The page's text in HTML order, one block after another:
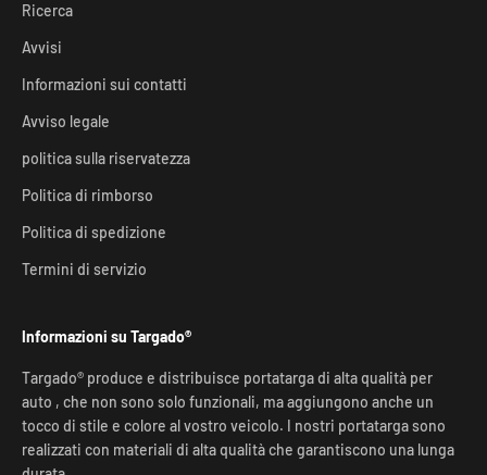
Ricerca
Avvisi
Informazioni sui contatti
Avviso legale
politica sulla riservatezza
Politica di rimborso
Politica di spedizione
Termini di servizio
Informazioni su Targado®
Targado® produce e distribuisce portatarga di alta qualità per
auto , che non sono solo funzionali, ma aggiungono anche un
tocco di stile e colore al vostro veicolo. I nostri portatarga sono
realizzati con materiali di alta qualità che garantiscono una lunga